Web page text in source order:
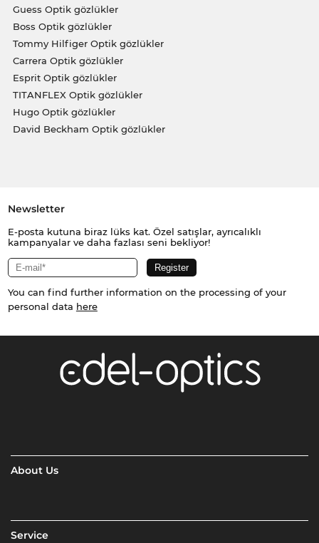
Guess Optik gözlükler
Boss Optik gözlükler
Tommy Hilfiger Optik gözlükler
Carrera Optik gözlükler
Esprit Optik gözlükler
TITANFLEX Optik gözlükler
Hugo Optik gözlükler
David Beckham Optik gözlükler
Newsletter
E-posta kutuna biraz lüks kat. Özel satışlar, ayrıcalıklı
kampanyalar ve daha fazlası seni bekliyor!
You can find further information on the processing of your
personal data here
About Us
Service